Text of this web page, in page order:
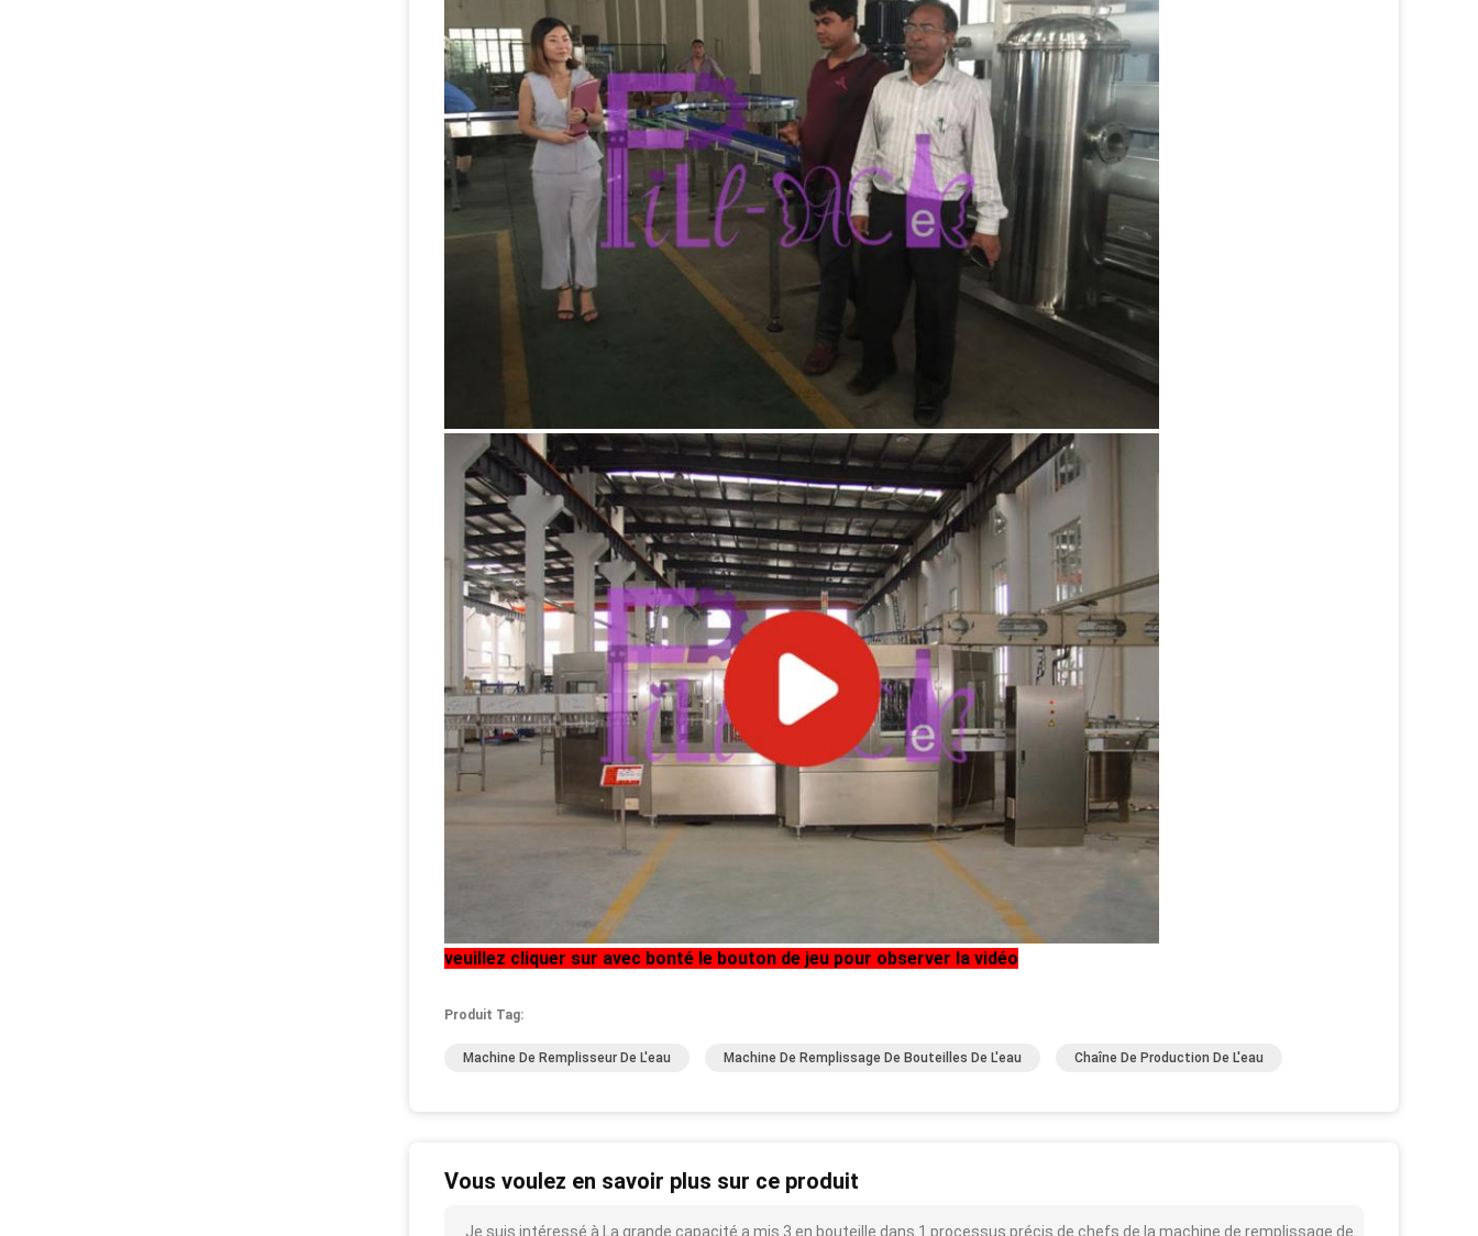
veuillez cliquer sur avec bonté le bouton de jeu pour observer la vidéo
Produit Tag:
Machine De Remplisseur De L'eau Machine De Remplissage De Bouteilles De L'eau Chaîne De Production De L'eau
Vous voulez en savoir plus sur ce produit
Je suis intéressé à La grande capacité a mis 3 en bouteille dans 1 processus précis de chefs de la machine de remplissage de